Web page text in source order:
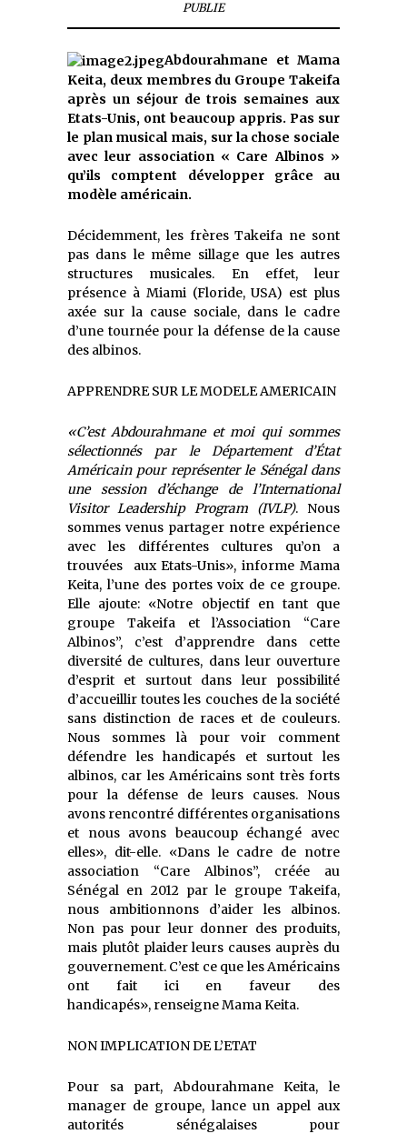
PUBLIE
Abdourahmane et Mama
Keita, deux membres du Groupe Takeifa
après un séjour de trois semaines aux
Etats-Unis, ont beaucoup appris. Pas sur
le plan musical mais, sur la chose sociale
avec leur association « Care Albinos »
qu’ils comptent développer grâce au
modèle américain.
Décidemment, les frèresTakeifa ne sont
pas dans le même sillage que les autres
structures musicales. En effet, leur
présence à Miami (Floride, USA) est plus
axée sur la cause sociale, dans le cadre
d’une tournée pour la défense de la cause
des albinos.
APPRENDRE SUR LE MODELE AMERICAIN
«C’est Abdourahmane etmoi qui sommes
sélectionnés par le Département d’État
Américain pour représenter le Sénégal dans
une session d’échange de l’International
Visitor Leadership Program (IVLP). Nous
sommes venus partager notre expérience
avec les différentes cultures qu’on a
trouvées aux Etats-Unis», informe Mama
Keita, l’une des portes voixde ce groupe.
Elle ajoute: «Notre objectif en tant que
groupe Takeifa et l’Association “Care
Albinos”, c’est d’apprendre dans cette
diversité de cultures, dans leur ouverture
d’esprit et surtout dans leur possibilité
d’accueillir toutes les couches de la société
sans distinction de races et de couleurs.
Nous sommes là pour voir comment
défendre les handicapés et surtout les
albinos, car les Américains sont très forts
pourla défense de leurs causes. Nous
avons rencontré différentes organisations
et nous avons beaucoup échangé avec
elles», dit-elle. «Dans le cadre de notre
association “Care Albinos”, créée au
Sénégal en 2012 par le groupe Takeifa,
nous ambitionnons d’aider les albinos.
Non pas pour leur donner des produits,
mais plutôt plaider leurs causes auprès du
gouvernement. C’est ce que les Américains
ont fait ici en faveur des
handicapés», renseigne Mama Keita.
NON IMPLICATION DE L’ETAT
Pour sa part, Abdourahmane Keita, le
manager de groupe, lance un appel aux
autorités sénégalaises pour